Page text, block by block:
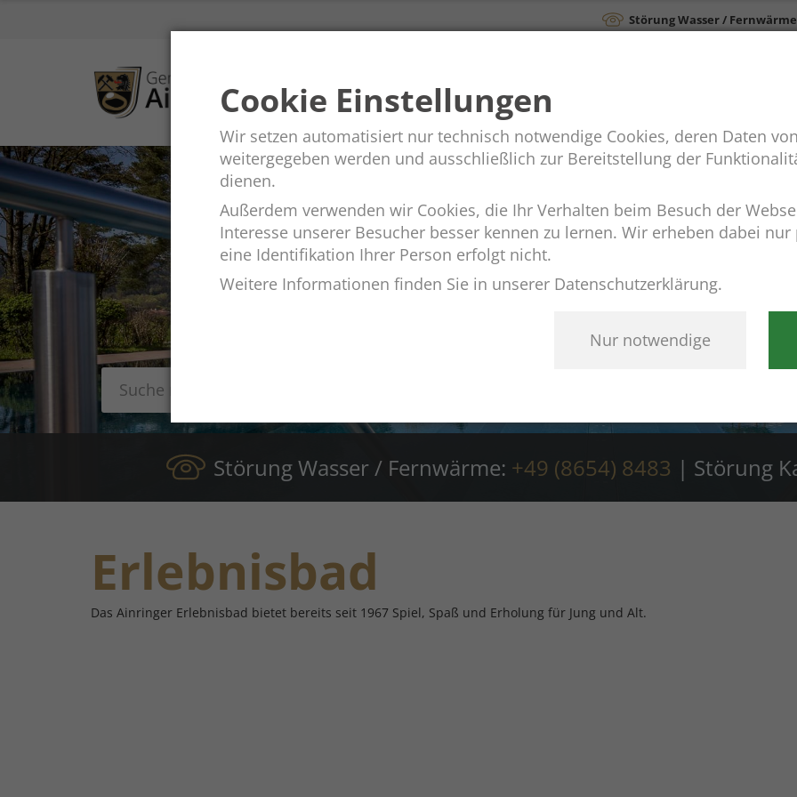
Störung Wasser /
Verwaltung
Störung Wasser / Fernwärme: +49 (8654) 8483 | Störung
Erlebnisbad
Das Ainringer Erlebnisbad bietet bereits seit 1967 Spiel, Spaß und Erholung für Jung und Alt.
Cookie Einstellungen
Wir setzen automatisiert nur technisch notwendige Cookies, deren Daten
weitergegeben werden und ausschließlich zur Bereitstellung der
dienen.
Außerdem verwenden wir Cookies, die Ihr Verhalten beim Besuch der
Interesse unserer Besucher besser kennen zu lernen. Wir erheben dabei
eine Identifikation Ihrer Person erfolgt nicht.
Weitere Informationen finden Sie in unserer Datenschutzerklärung.
Nur notwendige